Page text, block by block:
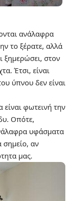
ανάλαφρα
το ξέρατε, αλλά
ξημερώσει, στον
Έτσι, είναι
ύπνου δεν είναι
φωτεινή την
Οπότε,
υφάσματα
σημείο, αν
μας.